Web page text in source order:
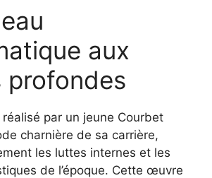
aux
profondes
par un jeune Courbet
charnière de sa carrière,
les luttes internes et les
de l’époque. Cette œuvre